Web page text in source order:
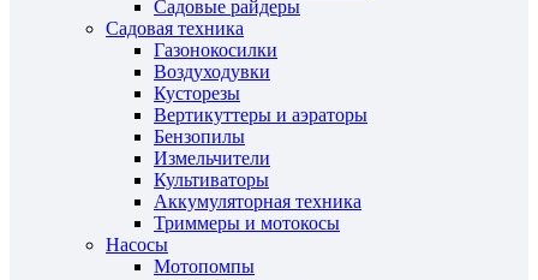
Садовые райдеры
Садовая техника
Газонокосилки
Воздуходувки
Кусторезы
Вертикуттеры и аэраторы
Бензопилы
Измельчители
Культиваторы
Аккумуляторная техника
Триммеры и мотокосы
Насосы
Мотопомпы